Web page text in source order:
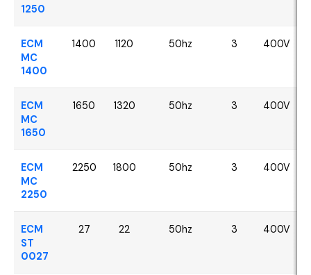
1250
ECM
MC
1400
1400 1120 50hz 3 400V
ECM
MC
1650
1650 1320 50hz 3 400V
ECM
MC
2250
2250 1800 50hz 3 400V
ECM
ST
0027
27 22 50hz 3 400V